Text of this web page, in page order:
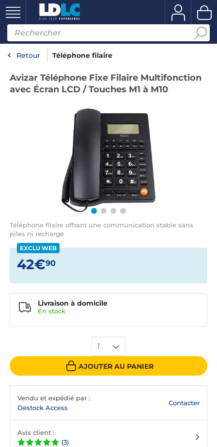
Retour Téléphone filaire
Avizar Téléphone Fixe Filaire Multifonction
avec Écran LCD / Touches M1 à M10
Téléphone filaire offrant une communication stable sans
piles ni recharge
EXCLU WEB
42€90
1
AJOUTER AU PANIER
Livraison à domicile
En stock
Vendu et expédié par :
Destock Access
Contacter
Avis client :
(3)